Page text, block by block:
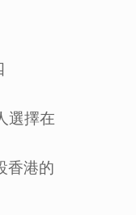
選擇在
香港的